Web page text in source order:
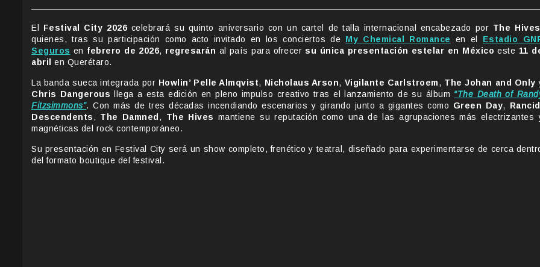
El Festival City 2026 celebrará su quinto aniversario con un cartel de talla internacional encabezado por The Hives
quienes, tras su participación como acto invitado en los conciertos de My Chemical Romance en el Estadio
Seguros en febrero de 2026, regresarán al país para ofrecer su única presentación estelar en México este 11
abril
en Querétaro.
La banda sueca integrada por Howlin’ Pelle Almqvist, Nicholaus Arson, Vigilante Carlstroem, The Johan and Only
Chris Dangerous llega a esta edición en pleno impulso creativo tras el lanzamiento de su álbum “The Death of
Fitzsimmons”. Con más de tres décadas incendiando escenarios y girando junto a gigantes como Green Day, Rancid
Descendents, The Damned , The Hives mantiene su reputación como una de las agrupaciones más electrizantes
magnéticas del rock contemporáneo.
Su presentación en Festival City será un show completo, frenético y teatral, diseñado para experimentarse de cerca
del formato boutique del festival.